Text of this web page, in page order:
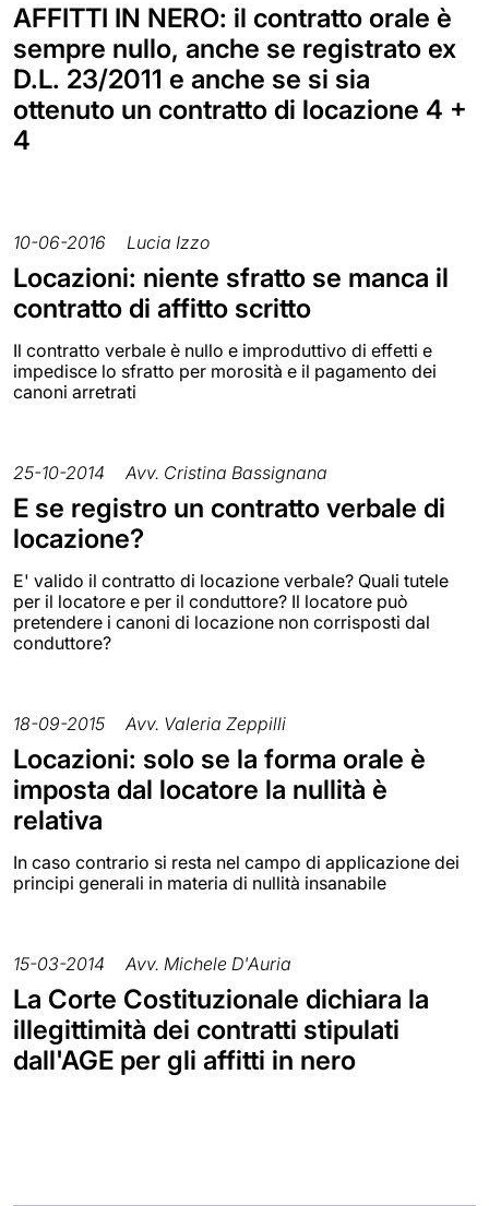
AFFITTI IN NERO: il contratto orale è
sempre nullo, anche se registrato ex
D.L. 23/2011 e anche se si sia
ottenuto un contratto di locazione 4 +
4
10-06-2016 Lucia Izzo
Locazioni: niente sfratto se manca il
contratto di affitto scritto
Il contratto verbale è nullo e improduttivo di effetti e
impedisce lo sfratto per morosità e il pagamento dei
canoni arretrati
25-10-2014 Avv. Cristina Bassignana
E se registro un contratto verbale di
locazione?
E' valido il contratto di locazione verbale? Quali tutele
per il locatore e per il conduttore? Il locatore può
pretendere i canoni di locazione non corrisposti dal
conduttore?
18-09-2015 Avv. Valeria Zeppilli
Locazioni: solo se la forma orale è
imposta dal locatore la nullità è
relativa
In caso contrario si resta nel campo di applicazione dei
principi generali in materia di nullità insanabile
15-03-2014 Avv. Michele D'Auria
La Corte Costituzionale dichiara la
illegittimità dei contratti stipulati
dall'AGE per gli affitti in nero